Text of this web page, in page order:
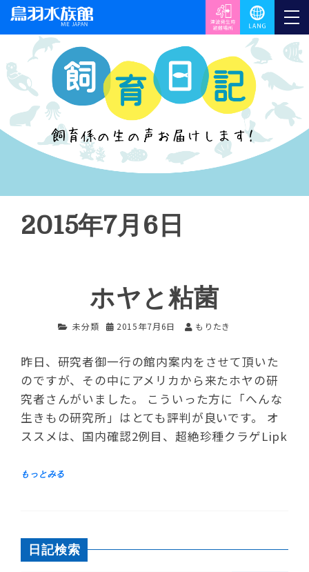
2015年7月6日
ホヤと粘菌
未分類 2015年7月6日 もりたき
昨日、研究者御一行の館内案内をさせて頂いた
のですが、その中にアメリカから来たホヤの研
究者さんがいました。 こういった方に「へんな
生きもの研究所」はとても評判が良いです。 オ
ススメは、国内確認2例目、超絶珍種クラゲLipk
日記検索